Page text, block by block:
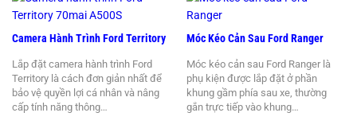
Camera Hành Trình Ford Territory
Lắp đặt camera hành trình Ford
Territory là cách đơn giản nhất để
bảo vệ quyền lợi cá nhân và nâng
cấp tính năng thông…
Móc Kéo Cản Sau Ford Ranger
Móc kéo cản sau Ford Ranger là
phụ kiện được lắp đặt ở phần
khung gầm phía sau xe, thường
gắn trực tiếp vào khung…